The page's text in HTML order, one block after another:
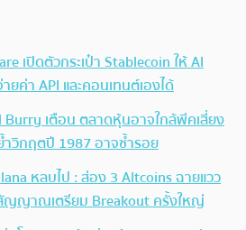
เปิดตัวกระเป๋า Stablecoin ให้ AI
ยค่า API และคอนเทนต์เองได้
Burry เตือน ตลาดหุ้นอาจใกล้พีคเสี่ยง
ำวิกฤตปี 1987 อาจซ้ำรอย
หลบไป : ส่อง 3 Altcoins ฉายแวว
ญญาณเตรียม Breakout ครั้งใหญ่